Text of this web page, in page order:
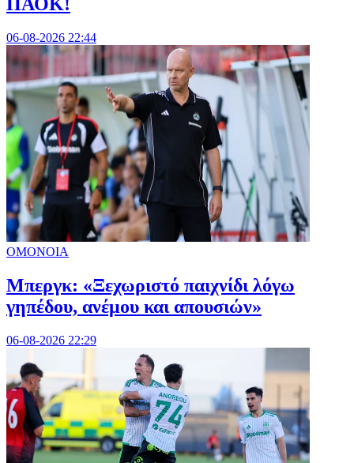
06-08-2026 22:44
ΟΜΟΝΟΙΑ
Μπεργκ: «Ξεχωριστό παιχνίδι λόγω
γηπέδου, ανέμου και απουσιών»
06-08-2026 22:29